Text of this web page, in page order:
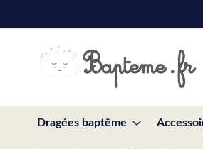
to
Dragées baptême